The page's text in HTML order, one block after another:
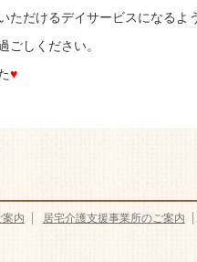
ただけるデイサービスになるよ
ごしください。
♥
内 居宅介護支援事業所のご案内